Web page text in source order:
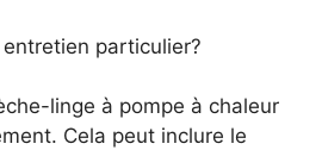
particulier?
linge à pompe à chaleur
Cela peut inclure le